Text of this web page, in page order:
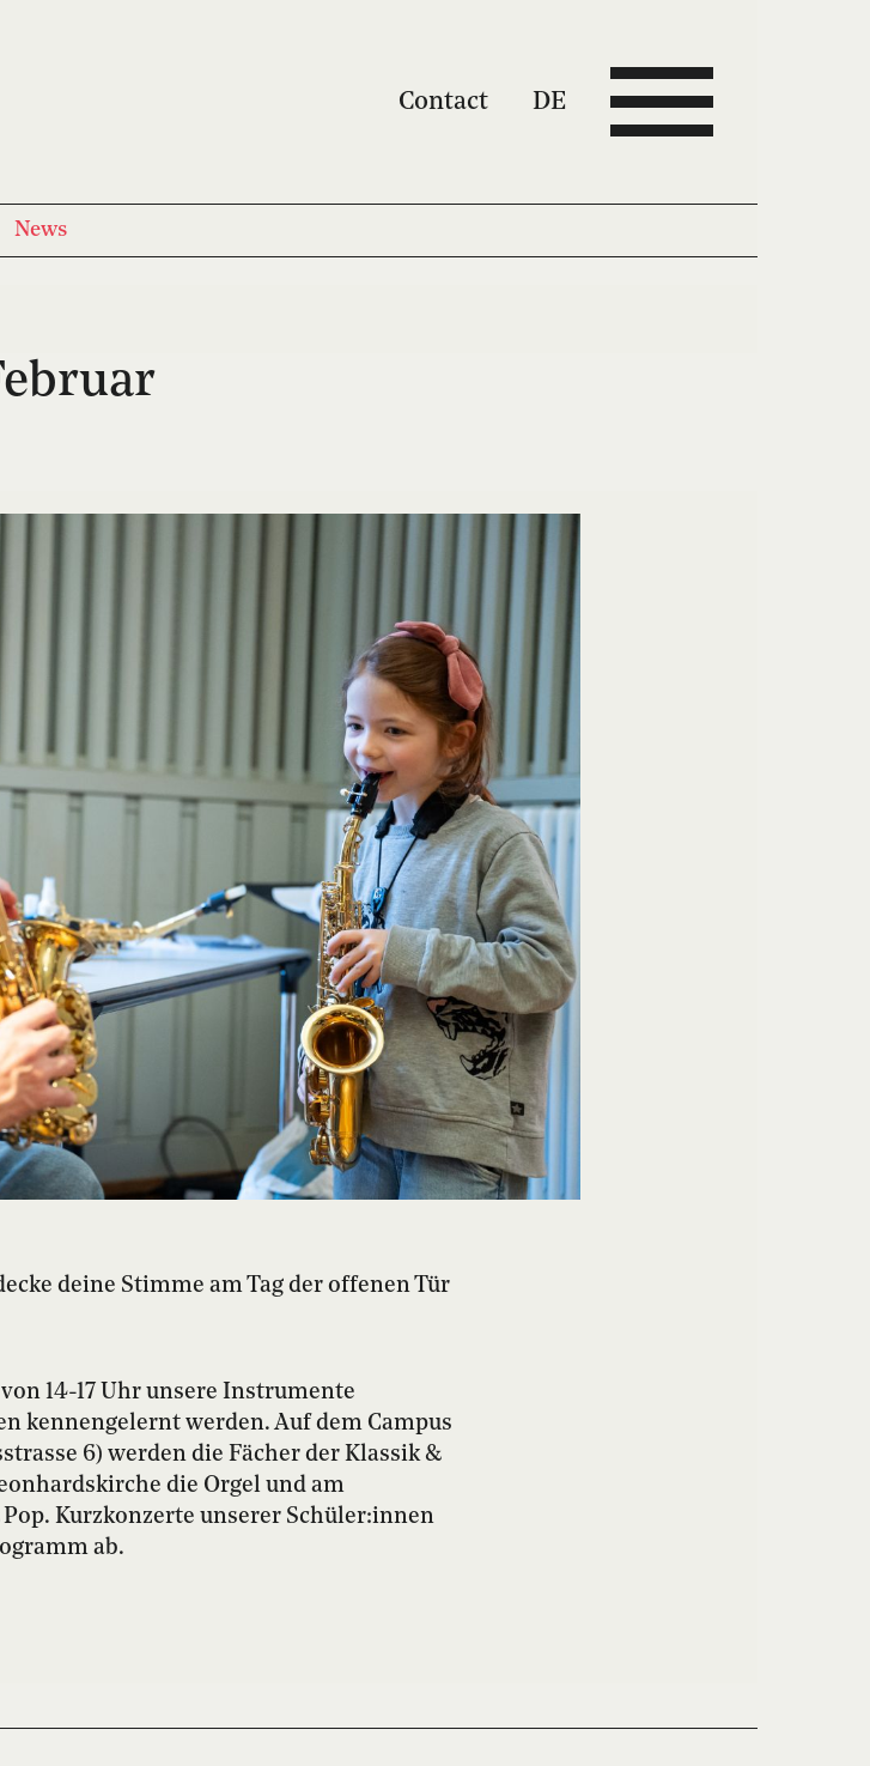
Contact DE
News
deine Stimme am Tag der offenen Tür
14-17 Uhr unsere Instrumente
kennengelernt werden. Auf dem Campus
6) werden die Fächer der Klassik &
die Orgel und am
Pop. Kurzkonzerte unserer Schüler:innen
ab.